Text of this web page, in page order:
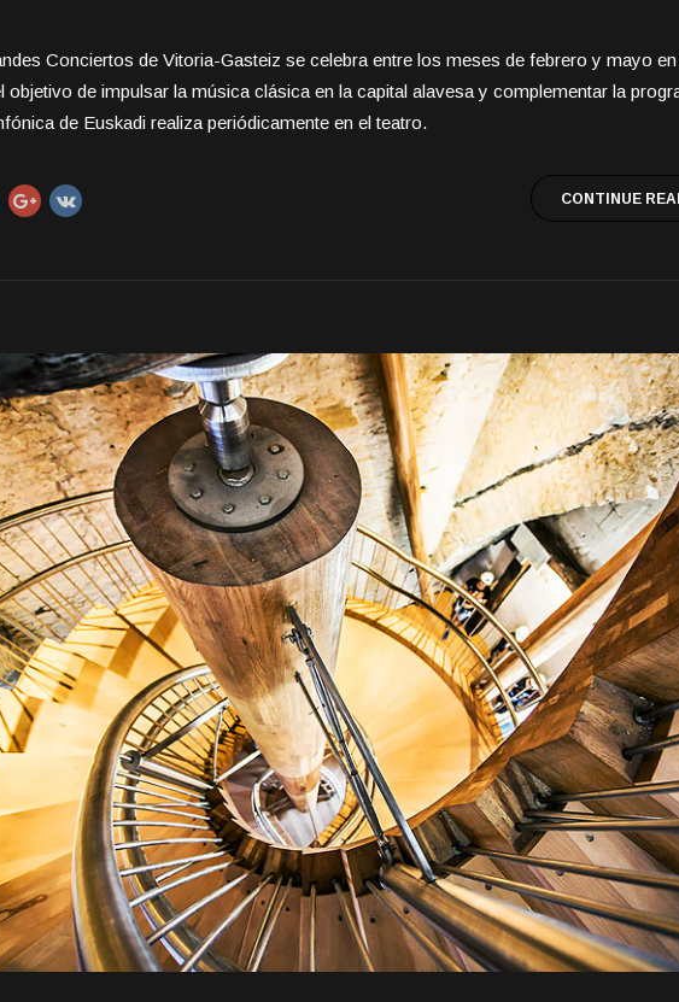
Conciertos de Vitoria-Gasteiz se celebra entre los meses de febrero y mayo en
objetivo de impulsar la música clásica en la capital alavesa y complementar la
de Euskadi realiza periódicamente en el teatro.
CONTINUE